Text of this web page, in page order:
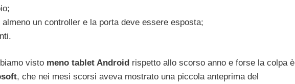
almeno un controller e la porta deve essere esposta;
visto meno tablet Android rispetto allo scorso anno e forse la colpa è
, che nei mesi scorsi aveva mostrato una piccola anteprima del